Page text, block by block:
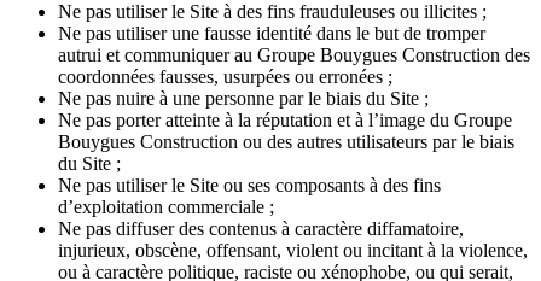
Ne pas utiliser le Site à des fins frauduleuses ou illicites ;
Ne pas utiliser une fausse identité dans le but de tromper
autrui et communiquer au Groupe Bouygues Construction des
coordonnées fausses, usurpées ou erronées ;
Ne pas nuire à une personne par le biais du Site ;
Ne pas porter atteinte à la réputation et à l’image du Groupe
Bouygues Construction ou des autres utilisateurs par le biais
du Site ;
Ne pas utiliser le Site ou ses composants à des fins
d’exploitation commerciale ;
Ne pas diffuser des contenus à caractère diffamatoire,
injurieux, obscène, offensant, violent ou incitant à la violence,
ou à caractère politique, raciste ou xénophobe, ou qui serait,